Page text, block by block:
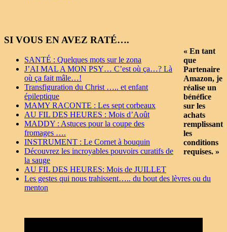
« En tant
que
Partenaire
Amazon, je
réalise un
bénéfice
sur les
achats
remplissant
les
conditions
requises. »
SI VOUS EN AVEZ RATÉ….
SANTÉ : Quelques mots sur le zona
J’AI MAL A MON PSY… C’est où ça…? Là
où ça fait mâle…!
Transfiguration du Christ ….. et enfant
épileptique
MAMY RACONTE : Les sept corbeaux
AU FIL DES HEURES : Mois d’Août
MADDY : Astuces pour la coupe des
fromages ….
INSTRUMENT : Le Cornet à bouquin
Découvrez les incroyables pouvoirs curatifs de
la sauge
AU FIL DES HEURES: Mois de JUILLET
Les gestes qui nous trahissent….. du bout des lèvres ou du
menton